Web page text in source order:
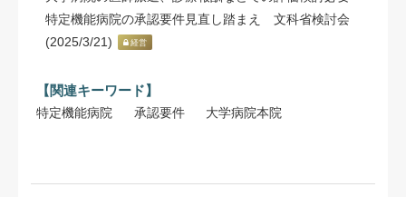
特定機能病院の承認要件見直し踏まえ 文科省検討会
(2025/3/21)
経営
【関連キーワード】
特定機能病院 承認要件 大学病院本院